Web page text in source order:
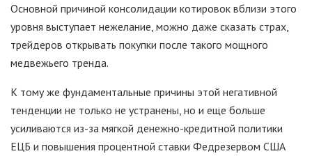
Основной причиной консолидации котировок вблизи этого
уровня выступает нежелание, можно даже сказать страх,
трейдеров открывать покупки после такого мощного
медвежьего тренда.
К тому же фундаментальные причины этой негативной
тенденции не только не устранены, но и еще больше
усиливаются из-за мягкой денежно-кредитной политики
ЕЦБ и повышения процентной ставки Федрезервом США